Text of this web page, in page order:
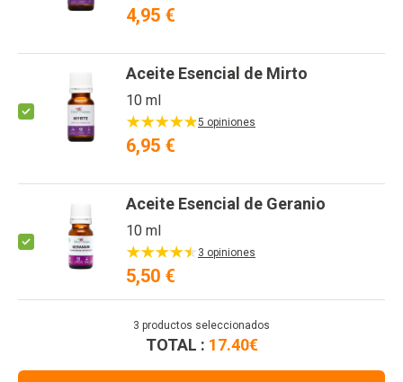
4,95 €
Aceite Esencial de Mirto
10 ml
5 opiniones
6,95 €
Aceite Esencial de Geranio
10 ml
3 opiniones
5,50 €
3 productos seleccionados
TOTAL : 17.40€